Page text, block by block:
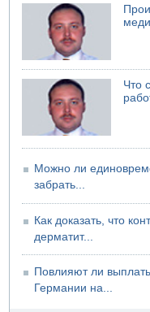
Украинская атака на
05.08.2026 18:30
Израиль провел
обороны "Хец"
05.08.2026 18:28
МАДА призывает
Что
Можно ли
забрать...
Как доказать, что
дерматит...
Повлияют ли
Германии на...